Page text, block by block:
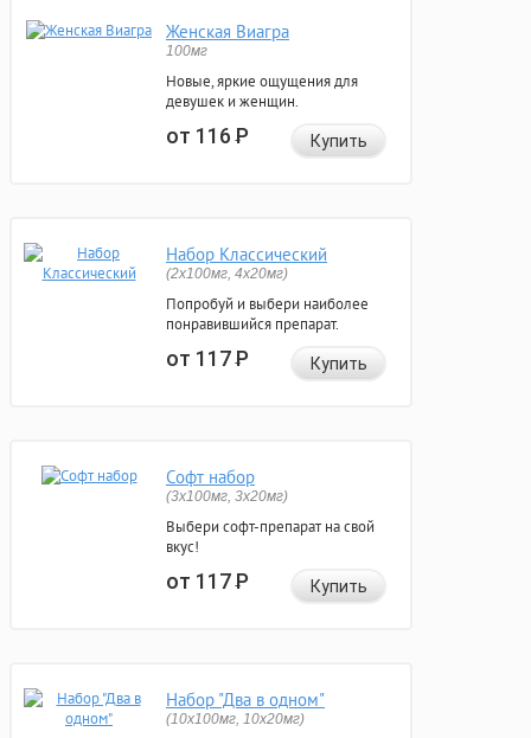
Женская Виагра
100мг
Новые, яркие ощущения для
девушек и женщин.
от 116Р Купить
Набор Классический
(2x100мг, 4x20мг)
Попробуй и выбери наиболее
понравившийся препарат.
от 117Р Купить
Софт набор
(3x100мг, 3x20мг)
Выбери софт-препарат на свой
вкус!
от 117Р Купить
Набор "Два в одном"
(10x100мг, 10x20мг)